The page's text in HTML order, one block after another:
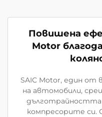
Повишена
Motor
SAIC Motor, един
на автомобили,
дълготрайността
компресорите си.